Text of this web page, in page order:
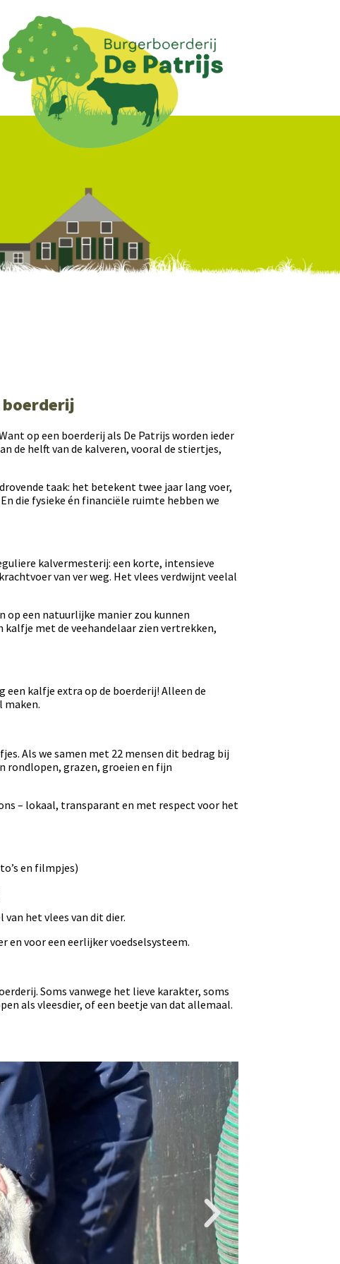
boerderij
op een boerderij als De Patrijs worden ieder
de helft van de kalveren, vooral de stiertjes,
taak: het betekent twee jaar lang voer,
die fysieke én financiële ruimte hebben we
kalvermesterij: een korte, intensieve
van ver weg. Het vlees verdwijnt veelal
op een natuurlijke manier zou kunnen
met de veehandelaar zien vertrekken,
een kalfje extra op de boerderij! Alleen de
maken.
Als we samen met 22 mensen dit bedrag bij
rondlopen, grazen, groeien en fijn
– lokaal, transparant en met respect voor het
en filmpjes)
het vlees van dit dier.
en voor een eerlijker voedselsysteem.
Soms vanwege het lieve karakter, soms
als vleesdier, of een beetje van dat allemaal.